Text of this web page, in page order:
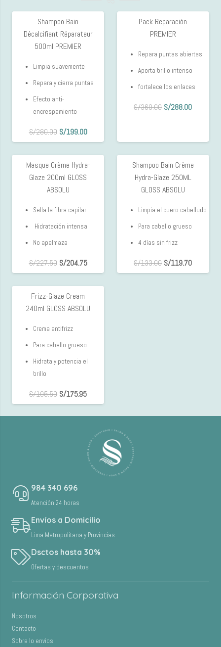
OFF
29%
Shampoo Bain
Décalcifiant Réparateur
500ml PREMIER
Limpia suavemente
Repara y cierra puntas
Efecto anti-
encrespamiento
S/280.00 El
precio
original
era:
S/280.00.
S/199.00El
precio
actual
es:
20%
Pack Reparación
PREMIER
Repara puntas abiertas
Aporta brillo intenso
fortalece los enlaces
S/360.00 El
era:
S/360.00.
S/288.00El
es:
S/288.00.
OFF
10%
Masque Crème Hydra-
Glaze 200ml GLOSS
ABSOLU
Sella la fibra capilar
Hidratación intensa
No apelmaza
S/227.50 S/204.75
OFF
10%
Shampoo Bain Crème
Hydra-Glaze 250ML
GLOSS ABSOLU
Limpia el cuero cabelludo
Para cabello grueso
4 días sin frizz
S/133.00 S/119.70
OFF
10%
Frizz-Glaze Cream
240ml GLOSS ABSOLU
Crema antifrizz
Para cabello grueso
Hidrata y potencia el
brillo
S/195.50 S/175.95
984 340 696
Atención 24 horas
Envíos a Domicilio
Lima Metropolitana y Provincias
Dsctos hasta 30%
Ofertas y descuentos
Información Corporativa
Nosotros
Contacto
Sobre lo envios